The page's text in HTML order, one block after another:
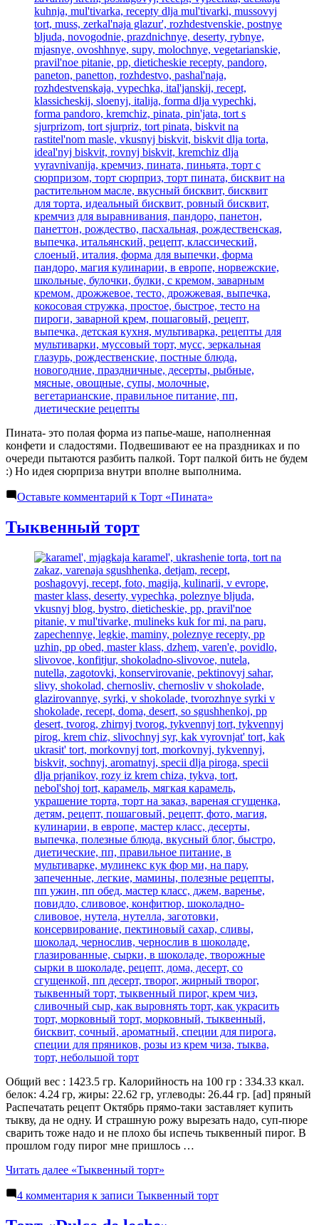
Пината- это полая форма из папье-маше, наполненная
конфети и сладостями. Подвешивают ее на праздниках и по
очереди пытаются разбить палкой. Торт палкой бить не будем
:) Но идея сюрприза внутри вполне выполнима.
Оставьте комментарий к Торт «Пината»
Тыквенный торт
Общий вес : 1423.5 гр. Калорийность на 100 гр : 334.33 ккал.
белок: 4.24 гр, жиры: 22.62 гр, углеводы: 26.44 гр. [ad] пряный
Распечатать рецепт Октябрь прямо-таки заставляет купить
тыкву, да не одну. И страшную рожу вырезать надо, суп-пюре
сварить тоже надо и не плохо бы испечь тыквенный пирог. В
прошлом году пирог мне пришлось …
Читать далее «Тыквенный торт»
4 комментария к записи Тыквенный торт